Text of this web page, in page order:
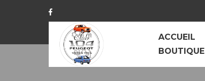
ACCUEIL
BOUTIQUE